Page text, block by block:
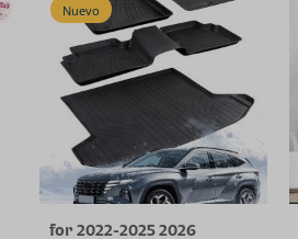
Nuevo
for 2022-2025 2026